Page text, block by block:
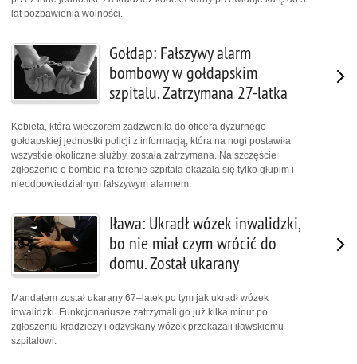
lat pozbawienia wolności.
Gołdap: Fałszywy alarm
bombowy w gołdapskim
szpitalu. Zatrzymana 27-latka
Kobieta, która wieczorem zadzwoniła do oficera dyżurnego
gołdapskiej jednostki policji z informacją, która na nogi postawiła
wszystkie okoliczne służby, została zatrzymana. Na szczęście
zgłoszenie o bombie na terenie szpitala okazała się tylko głupim i
nieodpowiedzialnym fałszywym alarmem.
Iława: Ukradł wózek inwalidzki,
bo nie miał czym wrócić do
domu. Został ukarany
Mandatem został ukarany 67–latek po tym jak ukradł wózek
inwalidzki. Funkcjonariusze zatrzymali go już kilka minut po
zgłoszeniu kradzieży i odzyskany wózek przekazali iławskiemu
szpitalowi.